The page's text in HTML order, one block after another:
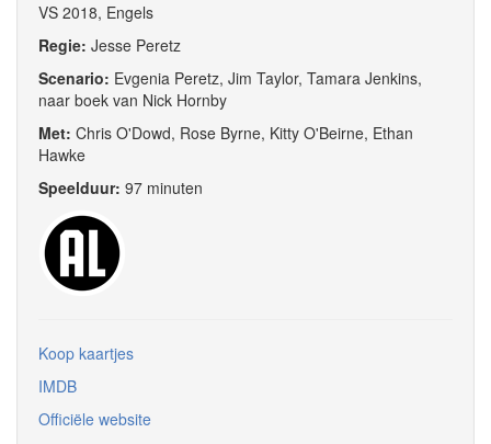
VS 2018, Engels
Regie: Jesse Peretz
Scenario: Evgenia Peretz, Jim Taylor, Tamara Jenkins,
naar boek van Nick Hornby
Met: Chris O'Dowd, Rose Byrne, Kitty O'Beirne, Ethan
Hawke
Speelduur: 97 minuten
Koop kaartjes
IMDB
Officiële website